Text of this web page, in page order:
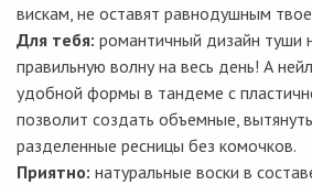
вискам, не оставят равнодушным
Для тебя: романтичный дизайн туши
правильную волну на весь день! А
удобной формы в тандеме с
позволит создать объемные,
разделенные ресницы без комочков.
Приятно: натуральные воски в